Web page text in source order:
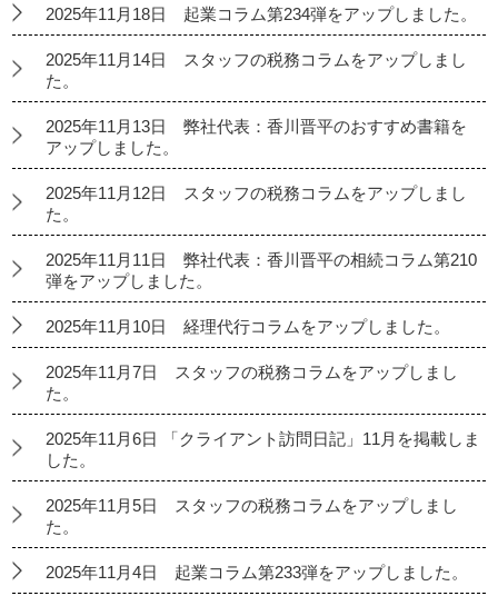
2025年11月18日 起業コラム第234弾をアップしました。
2025年11月14日 スタッフの税務コラムをアップしまし
た。
2025年11月13日 弊社代表：香川晋平のおすすめ書籍を
アップしました。
2025年11月12日 スタッフの税務コラムをアップしまし
た。
2025年11月11日 弊社代表：香川晋平の相続コラム第210
弾をアップしました。
2025年11月10日 経理代行コラムをアップしました。
2025年11月7日 スタッフの税務コラムをアップしまし
た。
2025年11月6日 「クライアント訪問日記」11月を掲載しま
した。
2025年11月5日 スタッフの税務コラムをアップしまし
た。
2025年11月4日 起業コラム第233弾をアップしました。